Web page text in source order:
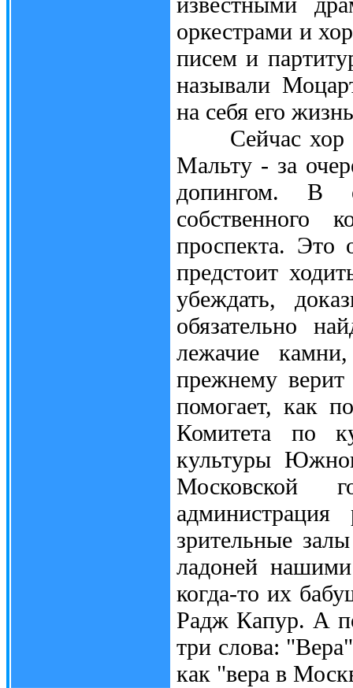
оркестрами и
писем и
называли
на себя его
Сейчас хор
Мальту - за
допингом. В
собственного
проспекта. Это
предстоит
убеждать,
обязательно
лежачие
прежнему
помогает, как
Комитета по
культуры
Московской
зрительные
ладоней
когда-то их
Радж Капур. А
три слова:
как "вера в